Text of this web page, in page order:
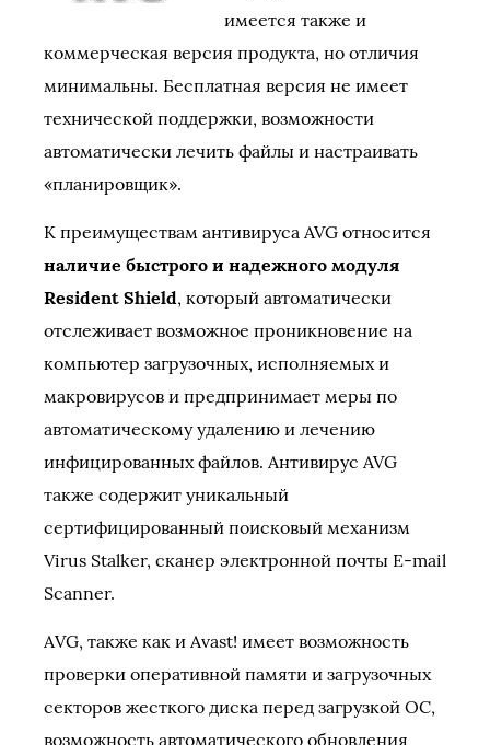
имеется также и
коммерческая версия продукта, но отличия
минимальны. Бесплатная версия не имеет
технической поддержки, возможности
автоматически лечить файлы и настраивать
«планировщик».
К преимуществам антивируса AVG относится
наличие быстрого и надежного модуля
Resident Shield, который автоматически
отслеживает возможное проникновение на
компьютер загрузочных, исполняемых и
макровирусов и предпринимает меры по
автоматическому удалению и лечению
инфицированных файлов. Антивирус AVG
также содержит уникальный
сертифицированный поисковый механизм
Virus Stalker, сканер электронной почты E-mail
Scanner.
АVG, также как и Avast! имеет возможность
проверки оперативной памяти и загрузочных
секторов жесткого диска перед загрузкой ОС,
возможность автоматического обновления